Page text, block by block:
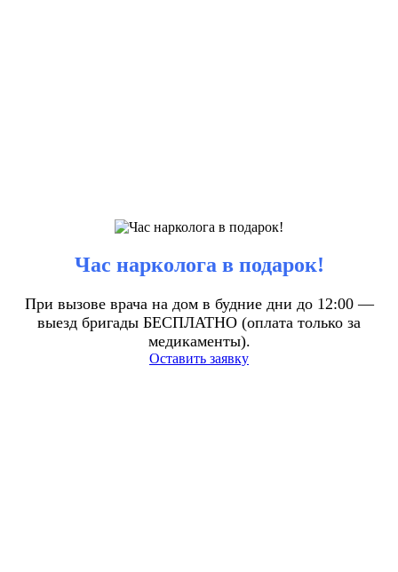
Час нарколога в подарок!
При вызове врача на дом в будние дни до 12:00 —
выезд бригады БЕСПЛАТНО (оплата только за
медикаменты).
Оставить заявку